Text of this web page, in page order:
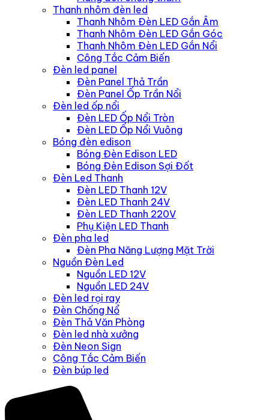
Thanh nhôm đèn led
Thanh Nhôm Đèn LED Gắn Âm
Thanh Nhôm Đèn LED Gắn Góc
Thanh Nhôm Đèn LED Gắn Nổi
Công Tắc Cảm Biến
Đèn led panel
Đèn Panel Thả Trần
Đèn Panel Ốp Trần Nổi
Đèn led ốp nổi
Đèn LED Ốp Nổi Tròn
Đèn LED Ốp Nổi Vuông
Bóng đèn edison
Bóng Đèn Edison LED
Bóng Đèn Edison Sợi Đốt
Đèn Led Thanh
Đèn LED Thanh 12V
Đèn LED Thanh 24V
Đèn LED Thanh 220V
Phụ Kiện LED Thanh
Đèn pha led
Đèn Pha Năng Lượng Mặt Trời
Nguồn Đèn Led
Nguồn LED 12V
Nguồn LED 24V
Đèn led rọi ray
Đèn Chống Nổ
Đèn Thả Văn Phòng
Đèn led nhà xưởng
Đèn Neon Sign
Công Tắc Cảm Biến
Đèn búp led